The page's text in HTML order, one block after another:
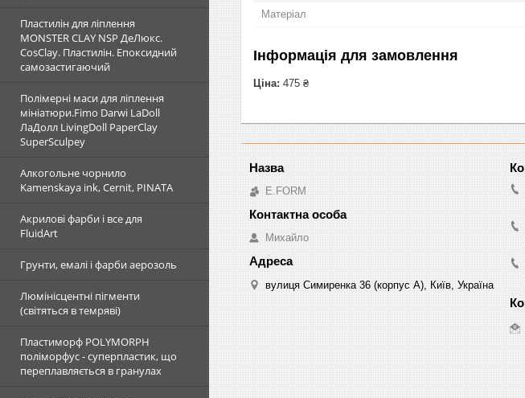
Пластилін для ліплення
MONSTER CLAY NSP ДеЛюкс.
CosClay. Пластилін. Епоксидний
самозастигаючий
Полімерні маси для ліплення
мініатюри.Fimo Darwi LaDoll
ЛаДолл LivingDoll PaperClay
SuperSculpey
Алкогольне чорнило
Kamenskaya ink, Cernit, PINATA
Акрилові фарби і все для
FluidArt
Грунти, емалі і фарби аерозоль
Люмінісцентні пігменти
(світяться в темряві)
Пластиморф POLYMORPH
поліморфус - суперпластик, що
переплавляється в гранулах
Матеріал
Інформація для замовлення
Ціна: 475 ₴
E.FORM
Михайло
вулиця Симиренка 36 (корпус А), Київ, Україна